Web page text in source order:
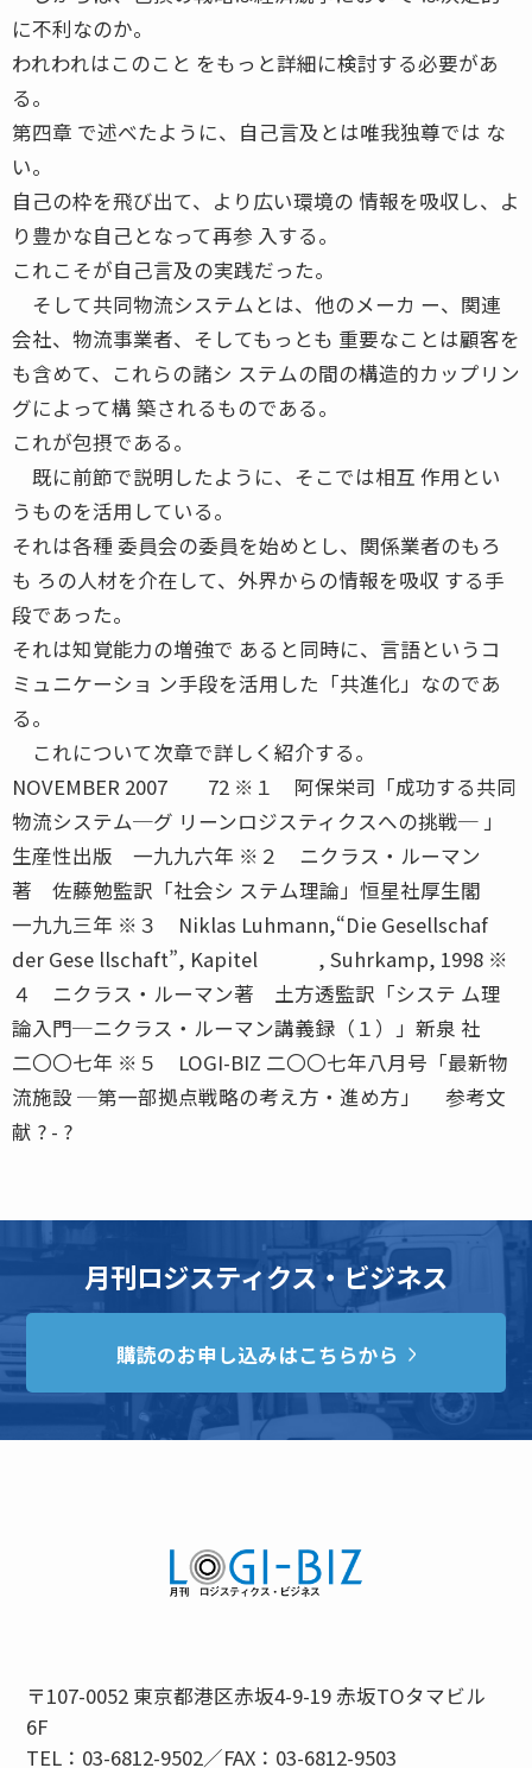
に不利なのか。
われわれはこのこと をもっと詳細に検討する必要があ
る。
第四章 で述べたように、自己言及とは唯我独尊では な
い。
自己の枠を飛び出て、より広い環境の 情報を吸収し、よ
り豊かな自己となって再参 入する。
これこそが自己言及の実践だった。
そして共同物流システムとは、他のメーカ ー、関連
会社、物流事業者、そしてもっとも 重要なことは顧客を
も含めて、これらの諸シ ステムの間の構造的カップリン
グによって構 築されるものである。
これが包摂である。
既に前節で説明したように、そこでは相互 作用とい
うものを活用している。
それは各種 委員会の委員を始めとし、関係業者のもろ
も ろの人材を介在して、外界からの情報を吸収 する手
段であった。
それは知覚能力の増強で あると同時に、言語というコ
ミュニケーショ ン手段を活用した「共進化」なのであ
る。
これについて次章で詳しく紹介する。
NOVEMBER 2007 72 ※１ 阿保栄司「成功する共同
物流システム─グ リーンロジスティクスへの挑戦─ 」
生産性出版 一九九六年 ※２ ニクラス・ルーマン
著 佐藤勉監訳「社会シ ステム理論」恒星社厚生閣
一九九三年 ※３ Niklas Luhmann,“Die Gesellschaf
der Gese llschaft”, Kapitel , Suhrkamp, 1998 ※
４ ニクラス・ルーマン著 土方透監訳「システ ム理
論入門─ニクラス・ルーマン講義録（１）」新泉 社
二〇〇七年 ※５ LOGI-BIZ 二〇〇七年八月号「最新物
流施設 ─第一部拠点戦略の考え方・進め方」 参考文
献 ? - ?
月刊ロジスティクス・ビジネス
購読のお申し込みはこちらから
〒107-0052 東京都港区赤坂4-9-19 赤坂TOタマビル
6F
TEL：03-6812-9502／FAX：03-6812-9503